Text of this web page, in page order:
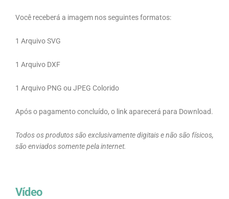
Você receberá a imagem nos seguintes formatos:
1 Arquivo SVG
1 Arquivo DXF
1 Arquivo PNG ou JPEG Colorido
Após o pagamento concluído, o link aparecerá para Download.
Todos os produtos são exclusivamente digitais e não são físicos,
são enviados somente pela internet.
Vídeo